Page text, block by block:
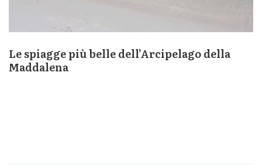
Le spiagge più belle dell’Arcipelago della
Maddalena